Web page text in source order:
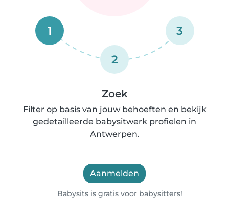
1
2
3
Zoek
Filter op basis van jouw behoeften en bekijk
gedetailleerde babysitwerk profielen in
Antwerpen.
Aanmelden
Babysits is gratis voor babysitters!